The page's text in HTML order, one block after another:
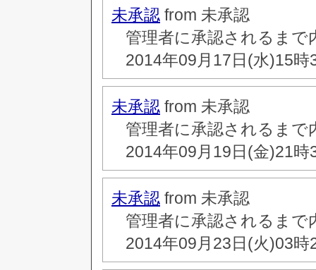
未承認 from 未承認
管理者に承認されるま
2014年09月17日(水)15時
未承認 from 未承認
管理者に承認されるま
2014年09月19日(金)21時
未承認 from 未承認
管理者に承認されるま
2014年09月23日(火)03時